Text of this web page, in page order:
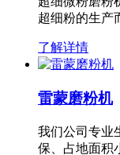
超细粉的生产
了解详情
雷蒙磨粉机
我们公司专业
保、占地面积